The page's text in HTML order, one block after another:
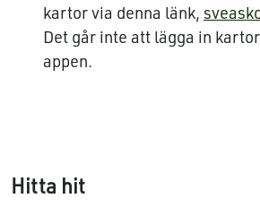
kartor via denna länk,
Det går inte att lägga in
appen.
Hitta hit